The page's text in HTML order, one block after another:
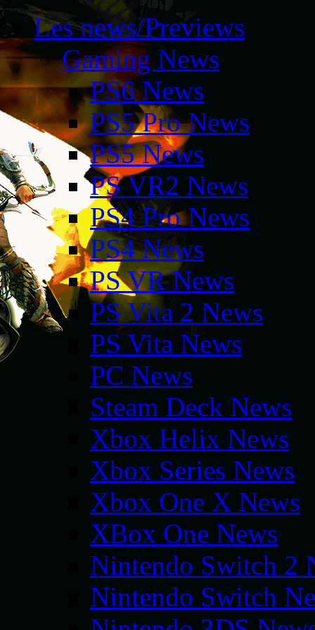
Les news/Previews
Gaming News
PS6 News
PS5 Pro News
PS5 News
PS VR2 News
PS4 Pro News
PS4 News
PS VR News
PS Vita 2 News
PS Vita News
PC News
Steam Deck News
Xbox Helix News
Xbox Series News
Xbox One X News
XBox One News
Nintendo Switch 2
Nintendo Switch